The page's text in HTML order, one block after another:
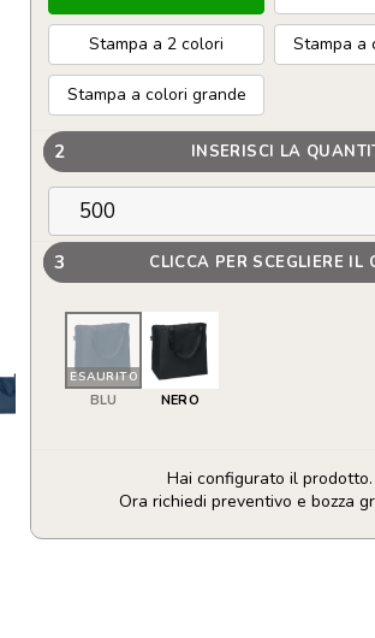
Stampa a 2 colori Stampa a
Stampa a colori grande
2 INSERISCI LA
3 CLICCA PER SCEGLIERE IL
ESAURITO
BLU NERO
Hai configurato il prodotto.
Ora richiedi preventivo e bozza
Ampia